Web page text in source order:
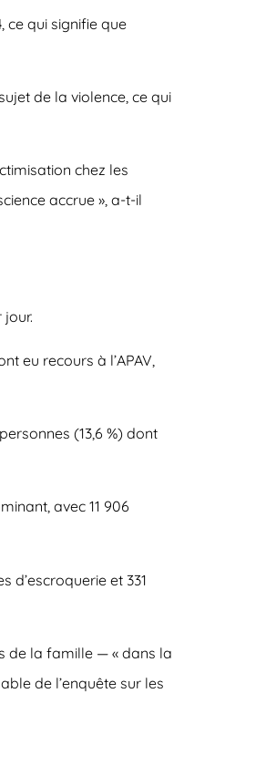
ce qui signifie que
de la violence, ce qui
chez les
accrue », a-t-il
eu recours à l’APAV,
(13,6 %) dont
avec 11 906
d’escroquerie et 331
de la famille — « dans la
de l’enquête sur les